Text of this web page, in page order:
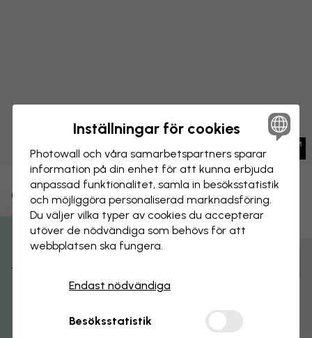
Svart bläckkarta
CANVASTAVLA Spara
Färdigmonterad och klar att hängas upp
Färgbeständiga tryck
Få 15% rabatt
Inställningar för cookies
Photowall och våra samarbets­partners sparar
information på din enhet för att kunna erbjuda
anpassad funktionalitet, samla in besöks­statistik
och möjliggöra personaliserad marknads­föring.
Du väljer vilka typer av cookies du accepterar
utöver de nödvändiga som behövs för att
webbplatsen ska fungera.
Endast nödvändiga
Besöksstatistik